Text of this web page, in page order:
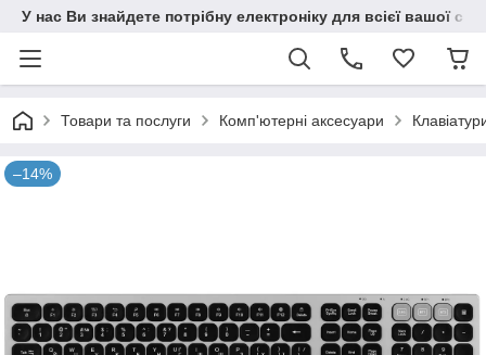
У нас Ви знайдете потрібну електроніку для всієї вашої
Товари та послуги Комп'ютерні аксесуари
–14%